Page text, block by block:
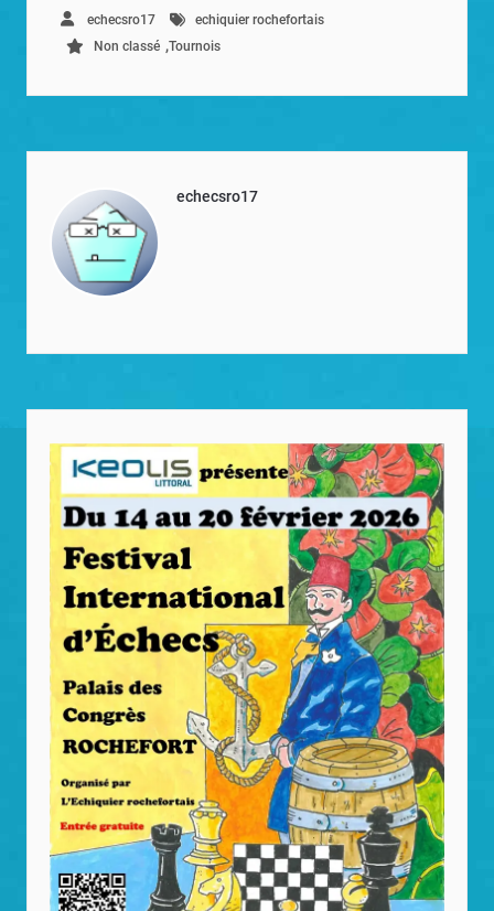
echecsro17
echiquier rochefortais
Non classé ,Tournois
echecsro17